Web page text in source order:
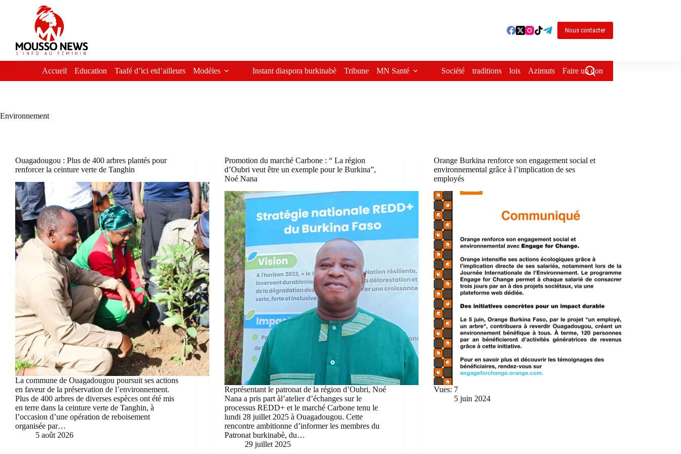
Nous contacter
Accueil Education Taafé d’ici etd’ailleurs Modèles Instant diaspora burkinabè Tribune MN Santé Société traditions lois Azimuts Faire un don
Environnement
Ouagadougou : Plus de 400 arbres plantés pour
renforcer la ceinture verte de Tanghin
La commune de Ouagadougou poursuit ses actions
en faveur de la préservation de l’environnement.
Plus de 400 arbres de diverses espèces ont été mis
en terre dans la ceinture verte de Tanghin, à
l’occasion d’une opération de reboisement
organisée par…
5 août 2026
Promotion du marché Carbone : “ La région
d’Oubri veut être un exemple pour le Burkina”,
Noé Nana
Représentant le patronat de la région d’Oubri, Noé
Nana a pris part àl’atelier d’échanges sur le
processus REDD+ et le marché Carbone tenu le
lundi 28 juillet 2025 à Ouagadougou. Cette
rencontre ambitionne d’informer les membres du
Patronat burkinabè, du…
29 juillet 2025
Orange Burkina renforce son engagement social et
environnemental grâce à l’implication de ses
employés
Vues: 7
5 juin 2024